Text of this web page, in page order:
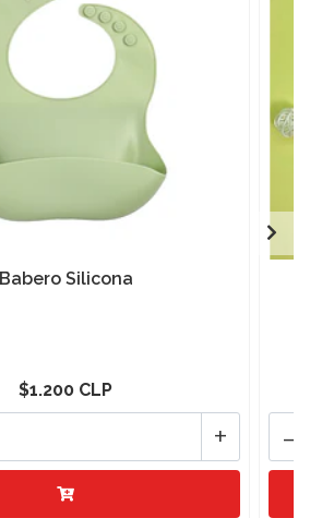
Babero Silicona
$1.200 CLP
+ -